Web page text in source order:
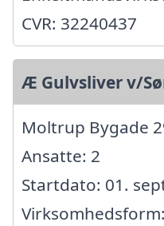
CVR: 32240437
Æ Gulvsliver v/
Moltrup Bygade
Ansatte: 2
Startdato: 01.
Virksomhedsform: